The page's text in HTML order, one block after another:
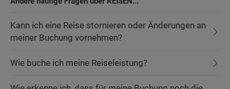
Kann ich eine Reise stornieren oder Änderungen an
meiner Buchung vornehmen?
Wie buche ich meine Reiseleistung?